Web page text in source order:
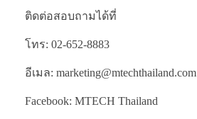
ติดต่อสอบถามได้ที่
โทร: 02-652-8883
อีเมล: marketing@mtechthailand.com
Facebook: MTECH Thailand